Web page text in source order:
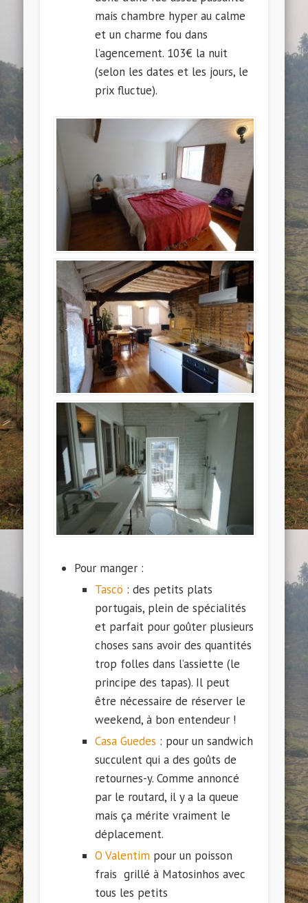
mais chambre hyper au calme
et un charme fou dans
l’agencement. 103€ la nuit
(selon les dates et les jours, le
prix fluctue).
Pour manger :
Tascö : des petits plats
portugais, plein de spécialités
et parfait pour goûter plusieurs
choses sans avoir des quantités
trop folles dans l’assiette (le
principe des tapas). Il peut
être nécessaire de réserver le
weekend, à bon entendeur !
Casa Guedes : pour un sandwich
succulent qui a des goûts de
retournes-y. Comme annoncé
par le routard, il y a la queue
mais ça mérite vraiment le
déplacement.
O Valentim pour un poisson
frais grillé à Matosinhos avec
tous les petits